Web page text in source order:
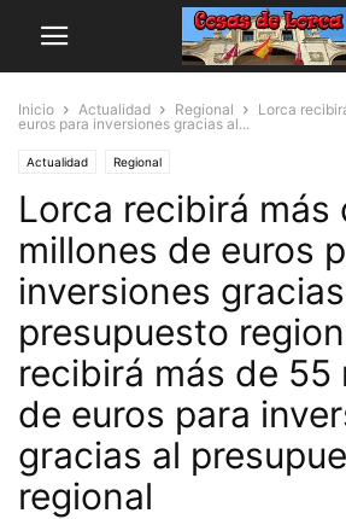
Inicio Actualidad Regional
Lorca
euros para inversiones gracias al...
Actualidad Regional
Lorca recibirá más
millones de euros
inversiones
presupuesto
recibirá más de 55
de euros para
gracias al
regional